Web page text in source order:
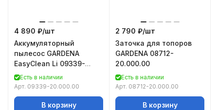
4 890 ₽/шт
Аккумуляторный
пылесос GARDENA
EasyClean Li 09339-
20.000.00
Есть в наличии
Арт. 09339-20.000.00
В корзину
2 790 ₽/шт
Заточка для топоров
GARDENA 08712-
20.000.00
Есть в наличии
Арт. 08712-20.000.00
В корзину